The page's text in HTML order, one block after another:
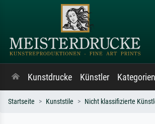
Kunstdrucke Künstler Kategorien
Startseite Kunststile Nicht klassifizierte